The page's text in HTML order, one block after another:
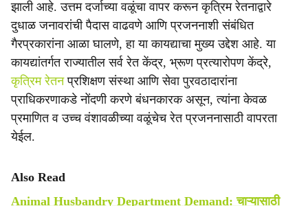
झाली आहे. उत्तम दर्जाच्या वळूंचा वापर करून कृत्रिम रेतनाद्वारे
दुधाळ जनावरांची पैदास वाढवणे आणि प्रजननाशी संबंधित
गैरप्रकारांना आळा घालणे, हा या कायद्याचा मुख्य उद्देश आहे. या
कायद्यांतर्गत राज्यातील सर्व रेत केंद्र, भ्रूण प्रत्यारोपण केंद्रे,
कृत्रिम रेतनप्रशिक्षण संस्था आणि सेवा पुरवठादारांना
प्राधिकरणाकडे नोंदणी करणे बंधनकारक असून, त्यांना केवळ
प्रमाणित व उच्च वंशावळीच्या वळूंचेच रेत प्रजननासाठी वापरता
येईल.
Also Read
Animal Husbandry Department Demand: चाऱ्यासाठी